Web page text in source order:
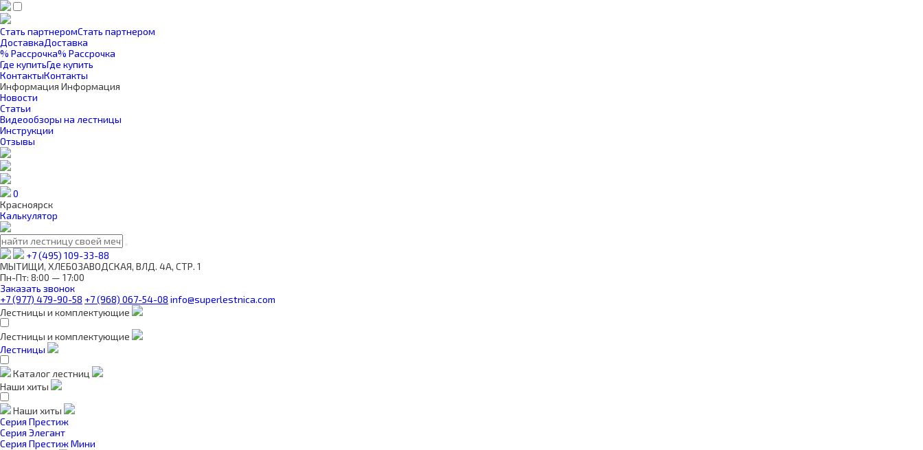
Стать партнеромСтать партнером
ДоставкаДоставка
% Рассрочка% Рассрочка
Где купитьГде купить
КонтактыКонтакты
Информация Информация
Новости
Статьи
Видеообзоры на лестницы
Инструкции
Отзывы
0
Красноярск
Калькулятор
+7 (495) 109-33-88
МЫТИЩИ, ХЛЕБОЗАВОДСКАЯ, ВЛД. 4А, СТР. 1
Пн-Пт: 8:00 — 17:00
Заказать звонок
+7 (977) 479-90-58 +7 (968) 067-54-08 info@superlestnica.com
Лестницы и комплектующие
Лестницы и комплектующие
Лестницы
Каталог лестниц
Наши хиты
Наши хиты
Серия Престиж
Серия Элегант
Серия Престиж Мини